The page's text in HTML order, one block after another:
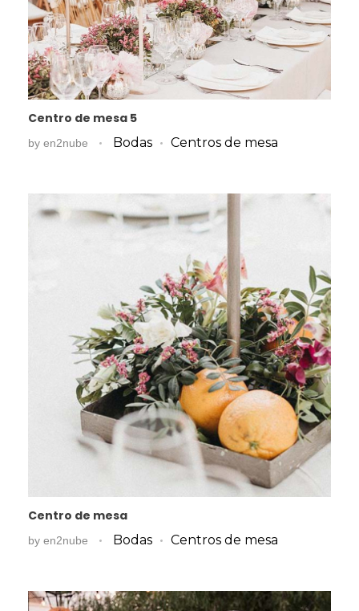
Centro de mesa 5
by en2nube Bodas Centros de mesa
Centro de mesa
by en2nube Bodas Centros de mesa